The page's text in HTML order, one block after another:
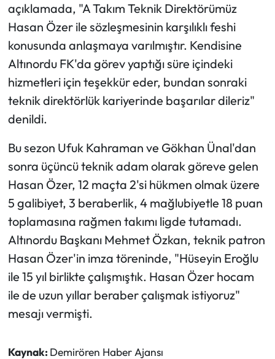
açıklamada, "A Takım Teknik Direktörümüz
Hasan Özer ile sözleşmesinin karşılıklı feshi
konusunda anlaşmaya varılmıştır. Kendisine
Altınordu FK'da görev yaptığı süre içindeki
hizmetleri için teşekkür eder, bundan sonraki
teknik direktörlük kariyerinde başarılar dileriz"
denildi.
Bu sezon Ufuk Kahraman ve Gökhan Ünal'dan
sonra üçüncü teknik adam olarak göreve gelen
Hasan Özer, 12 maçta 2'si hükmen olmak üzere
5 galibiyet, 3 beraberlik, 4 mağlubiyetle 18 puan
toplamasına rağmen takımı ligde tutamadı.
Altınordu Başkanı Mehmet Özkan, teknik patron
Hasan Özer'in imza töreninde, "Hüseyin Eroğlu
ile 15 yıl birlikte çalışmıştık. Hasan Özer hocam
ile de uzun yıllar beraber çalışmak istiyoruz"
mesajı vermişti.
Kaynak: Demirören Haber Ajansı